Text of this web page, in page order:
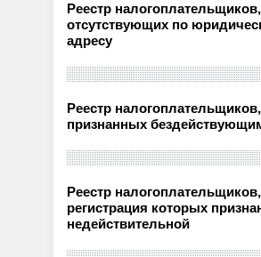
Реестр налогоплательщиков,
отсутствующих по
адресу
Реестр налогоплательщиков,
признанных
Реестр налогоплательщиков,
регистрация которых
недействительной